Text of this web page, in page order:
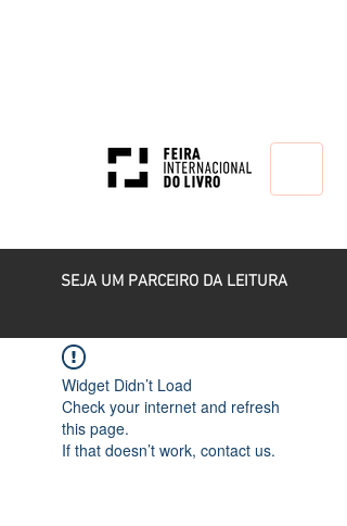
SEJA UM PARCEIRO DA LEITURA
Widget Didn’t Load
Check your internet and refresh
this page.
If that doesn’t work, contact us.